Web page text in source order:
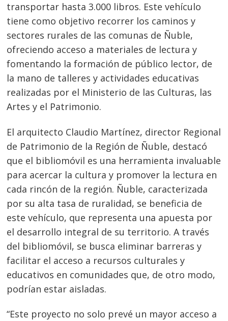
transportar hasta 3.000 libros. Este vehículo
tiene como objetivo recorrer los caminos y
sectores rurales de las comunas de Ñuble,
ofreciendo acceso a materiales de lectura y
fomentando la formación de público lector, de
la mano de talleres y actividades educativas
realizadas por el Ministerio de las Culturas, las
Artes y el Patrimonio.
El arquitecto Claudio Martínez, director Regional
de Patrimonio de la Región de Ñuble, destacó
que el bibliomóvil es una herramienta invaluable
para acercar la cultura y promover la lectura en
cada rincón de la región. Ñuble, caracterizada
por su alta tasa de ruralidad, se beneficia de
este vehículo, que representa una apuesta por
el desarrollo integral de su territorio. A través
del bibliomóvil, se busca eliminar barreras y
facilitar el acceso a recursos culturales y
educativos en comunidades que, de otro modo,
podrían estar aisladas.
“Este proyecto no solo prevé un mayor acceso a
Navegación
de
entradas